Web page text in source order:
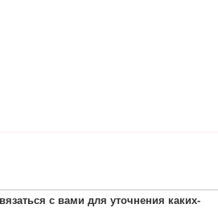
с вами для уточнения каких-